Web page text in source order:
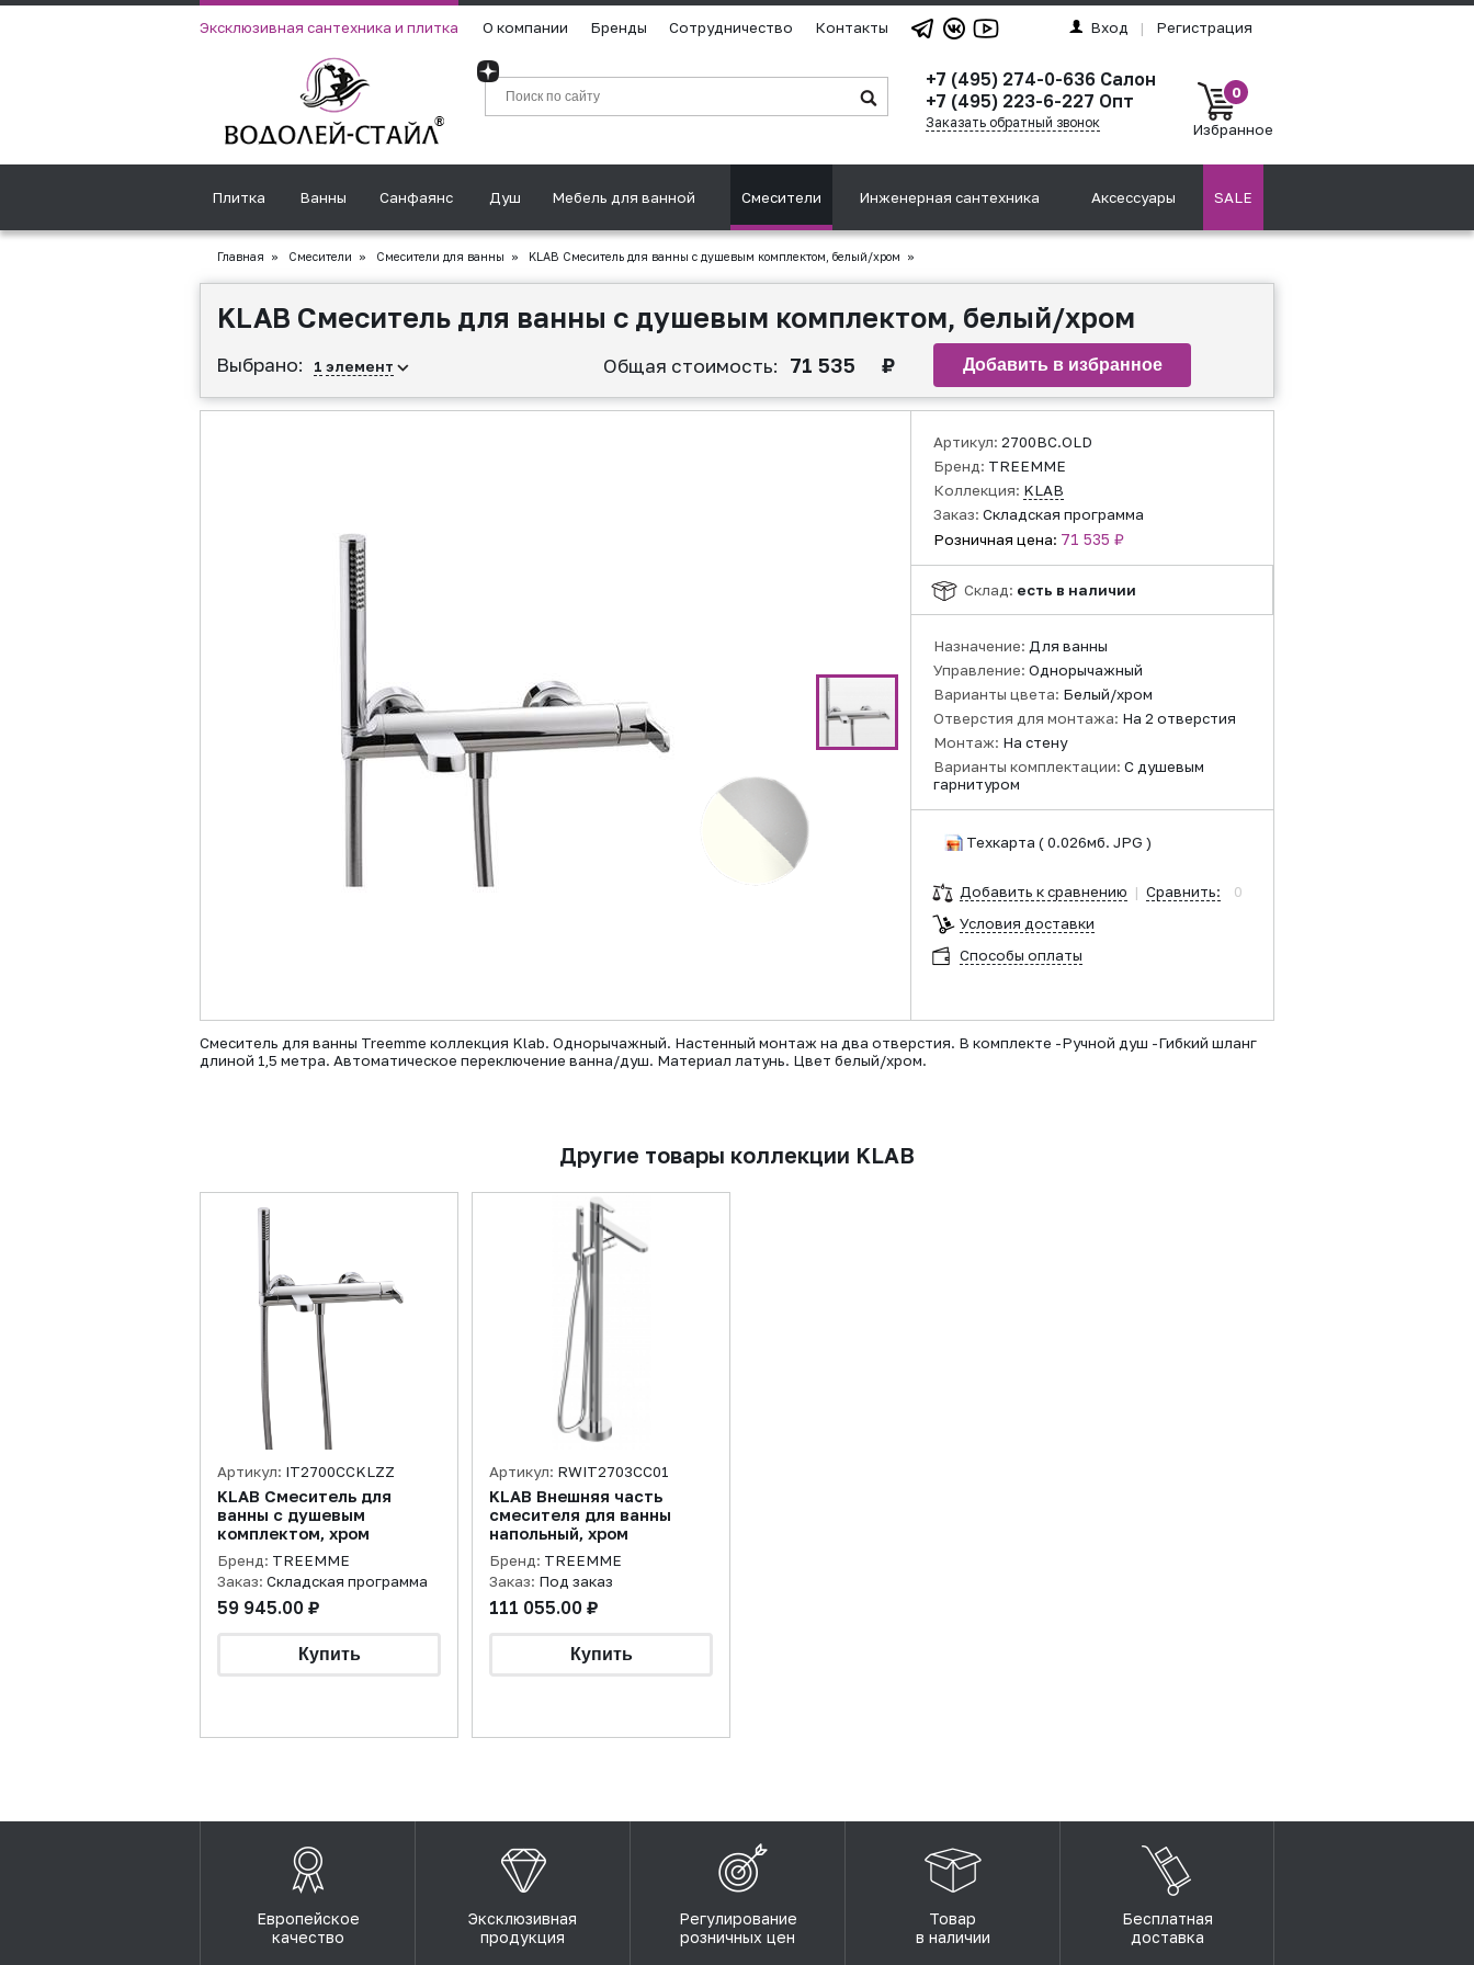
Эксклюзивная сантехника и плитка О компании Бренды Сотрудничество Контакты Вход | Регистрация
+7 (495) 274-0-636 Салон
+7 (495) 223-6-227 Опт
Заказать обратный звонок
0
Избранное
Плитка Ванны Санфаянс Душ Мебель для ванной Смесители Инженерная сантехника Аксессуары SALE
Главная » Смесители » Смесители для ванны » KLAB Смеситель для ванны с душевым комплектом, белый/хром »
KLAB Смеситель для ванны с душевым комплектом, белый/хром
Выбрано: 1 элемент Общая стоимость: 71 535 ₽
Артикул: 2700BC.OLD
Бренд: TREEMME
Коллекция: KLAB
Заказ: Складская программа
Розничная цена: 71 535 ₽
Склад: есть в наличии
Назначение: Для ванны
Управление: Однорычажный
Варианты цвета: Белый/хром
Отверстия для монтажа: На 2 отверстия
Монтаж: На стену
Варианты комплектации: С душевым
гарнитуром
Техкарта ( 0.026мб. JPG )
Добавить к сравнению | Сравнить:
0
Условия доставки
Способы оплаты
Смеситель для ванны Treemme коллекция Klab. Однорычажный. Настенный монтаж на два отверстия. В комплекте -Ручной душ -Гибкий шланг
длиной 1,5 метра. Автоматическое переключение ванна/душ. Материал латунь. Цвет белый/хром.
Другие товары коллекции KLAB
Артикул: IT2700CCKLZZ
KLAB Смеситель для
ванны с душевым
комплектом, хром
Бренд: TREEMME
Заказ: Складская программа
59 945.00 ₽
Артикул: RWIT2703CC01
KLAB Внешняя часть
смесителя для ванны
напольный, хром
Бренд: TREEMME
Заказ: Под заказ
111 055.00 ₽
Европейское
качество
Эксклюзивная
продукция
Регулирование
розничных цен
Товар
в наличии
Бесплатная
доставка